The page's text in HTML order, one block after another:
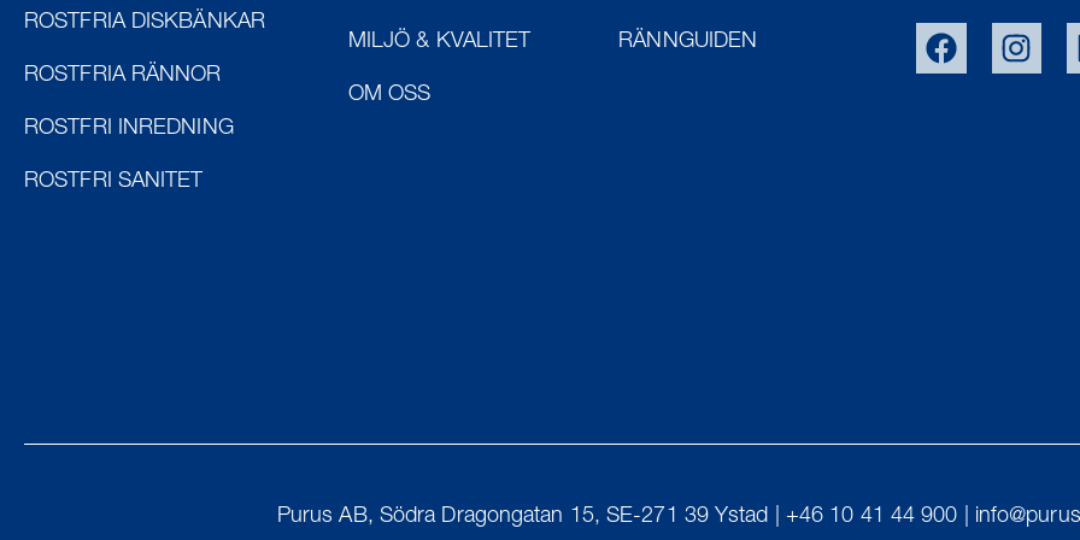
ROSTFRIA DISKBÄNKAR
ROSTFRIA RÄNNOR
ROSTFRI INREDNING
ROSTFRI SANITET
MILJÖ & KVALITET
OM OSS
RÄNNGUIDEN
Purus AB, Södra Dragongatan 15, SE-271 39 Ystad | +46 10 41 44 900 |